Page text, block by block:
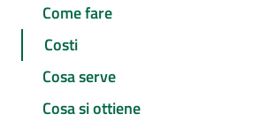
Come fare
Costi
Cosa serve
Cosa si ottiene